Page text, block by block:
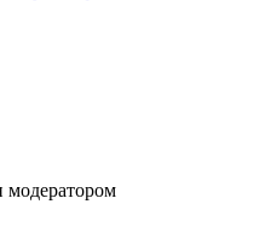
модератором